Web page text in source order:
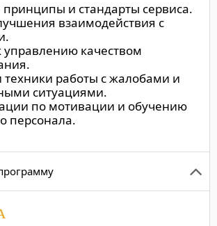
и стандарты сервиса.
взаимодействия с
управлению качеством
техники работы с жалобами и
ситуациями.
по мотивации и обучению
персонала.